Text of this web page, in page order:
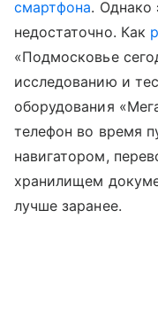
смартфона. Однако
недостаточно. Как
«Подмосковье
исследованию и
оборудования
телефон во время
навигатором,
хранилищем
лучше заранее.